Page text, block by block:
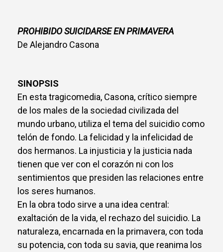
PROHIBIDO SUICIDARSE EN PRIMAVERA
De Alejandro Casona
SINOPSIS
En esta tragicomedia, Casona, crítico siempre
de los males de la sociedad civilizada del
mundo urbano, utiliza el tema del suicidio como
telón de fondo. La felicidad y la infelicidad de
dos hermanos. La injusticia y la justicia nada
tienen que ver con el corazón ni con los
sentimientos que presiden las relaciones entre
los seres humanos.
En la obra todo sirve a una idea central:
exaltación de la vida, el rechazo del suicidio. La
naturaleza, encarnada en la primavera, con toda
su potencia, con toda su savia, que reanima los